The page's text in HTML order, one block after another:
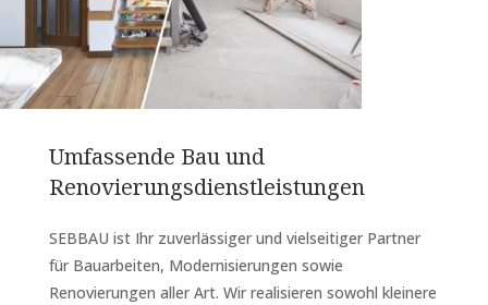
Umfassende Bau und
Renovierungsdienstleistungen
SEBBAU ist Ihr zuverlässiger und vielseitiger Partner
für Bauarbeiten, Modernisierungen sowie
Renovierungen aller Art. Wir realisieren sowohl kleinere